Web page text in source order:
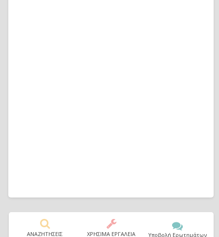
ΑΝΑΖΗΤΗΣΕΙΣ ΧΡΗΣΙΜΑ ΕΡΓΑΛΕΙΑ Υποβολή Ερωτημάτων